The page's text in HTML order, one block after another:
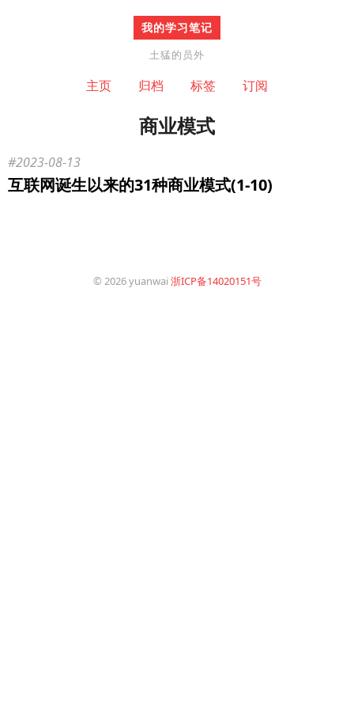
我的学习笔记
土猛的员外
主页 归档 标签 订阅
商业模式
2023-08-13
互联网诞生以来的31种商业模式(1-10)
© 2026 yuanwai浙ICP备14020151号